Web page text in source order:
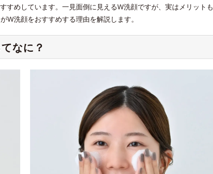
すめしています。一見面倒に見えるW洗顔ですが、実はメリットも
W洗顔をおすすめする理由を解説します。
なに？